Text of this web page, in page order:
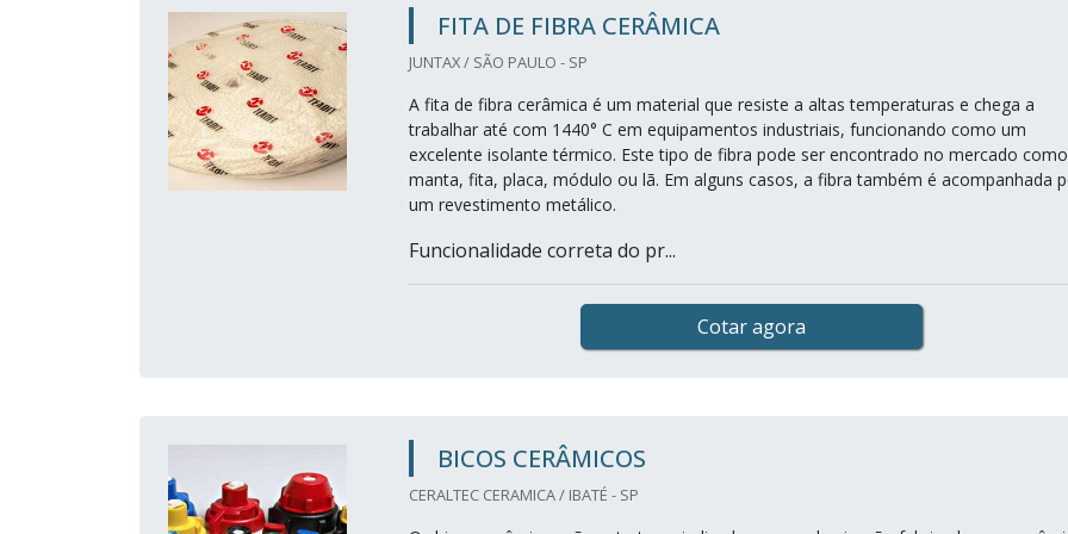
FITA DE FIBRA CERÂMICA
JUNTAX / SÃO PAULO - SP
A fita de fibra cerâmica é um material que resiste a altas temperaturas e chega a
trabalhar até com 1440° C em equipamentos industriais, funcionando como um
excelente isolante térmico. Este tipo de fibra pode ser encontrado no mercado como
manta, fita, placa, módulo ou lã. Em alguns casos, a fibra também é acompanhada
um revestimento metálico.
Funcionalidade correta do pr...
Cotar agora
BICOS CERÂMICOS
CERALTEC CERAMICA / IBATÉ - SP